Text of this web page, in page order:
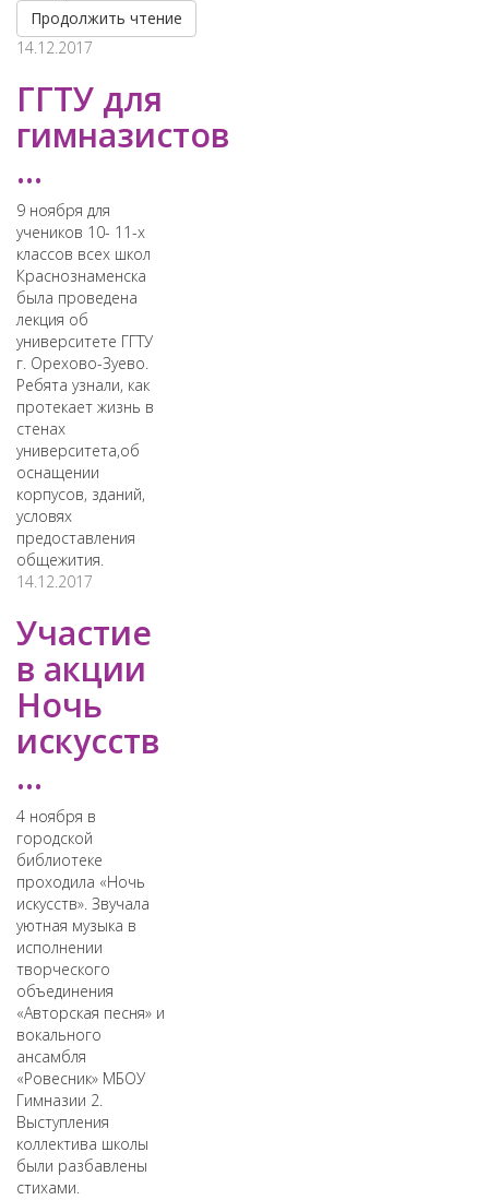
Продолжить чтение
14.12.2017
ГГТУ для
гимназистов
...
9 ноября для
учеников 10- 11-х
классов всех школ
Краснознаменска
была проведена
лекция об
университете ГГТУ
г. Орехово-Зуево.
Ребята узнали, как
протекает жизнь в
стенах
университета,об
оснащении
корпусов, зданий,
условях
предоставления
общежития.
14.12.2017
Участие
в акции
Ночь
искусств
...
4 ноября в
городской
библиотеке
проходила «Ночь
искусств». Звучала
уютная музыка в
исполнении
творческого
объединения
«Авторская песня» и
вокального
ансамбля
«Ровесник» МБОУ
Гимназии 2.
Выступления
коллектива школы
были разбавлены
стихами.